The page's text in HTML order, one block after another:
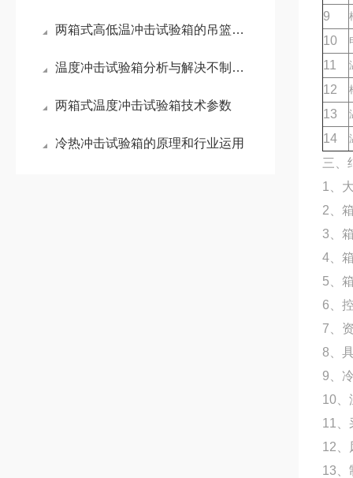
两箱式高低温冲击试验箱的吊篮结构
温度冲击试验箱分析与解决不制冷问题的讨论
两箱式温度冲击试验箱技术参数
冷热冲击试验箱的原理和行业运用
9
10
11
12
13
14
三、
1、
2、
3、
4、
5、
6、
7、
8、
9、
10、
11、
12、
13、